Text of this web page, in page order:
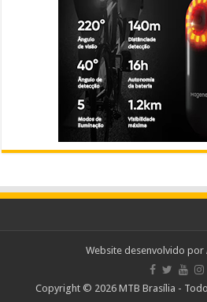
Website desenvolvido por
Copyright © 2026 MTB Brasília -